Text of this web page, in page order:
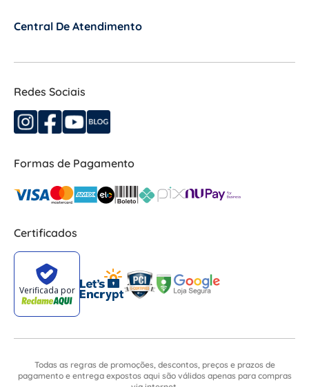
Central De Atendimento
Redes Sociais
Formas de Pagamento
Certificados
Todas as regras de promoções, descontos, preços e prazos de
pagamento e entrega expostos aqui são válidos apenas para compras